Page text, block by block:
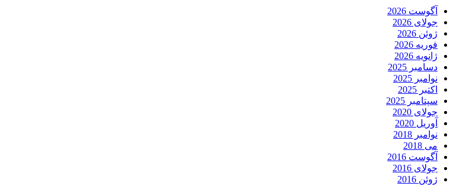
آگوست 2026
جولای 2026
ژوئن 2026
فوریه 2026
ژانویه 2026
دسامبر 2025
نوامبر 2025
اکتبر 2025
سپتامبر 2025
جولای 2020
آوریل 2020
نوامبر 2018
می 2018
آگوست 2016
جولای 2016
ژوئن 2016